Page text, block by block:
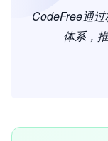
CodeFree通
体系，